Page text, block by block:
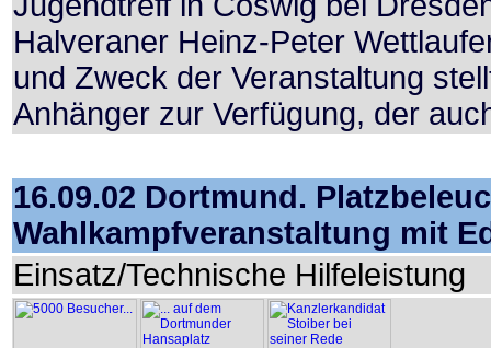
Halveraner Heinz-Peter
und Zweck der Veranstaltung
Anhänger zur Verfügung, der
16.09.02 Dortmund.
Wahlkampfveranstaltung mit
Einsatz/Technische Hilfeleistung